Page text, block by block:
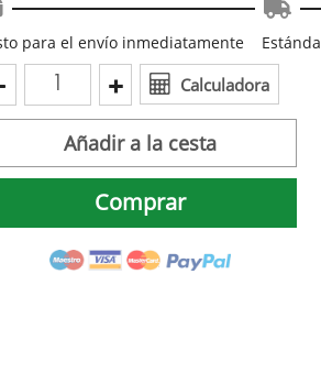
para el envío inmediatamente
Calculadora
Añadir a la cesta
Comprar